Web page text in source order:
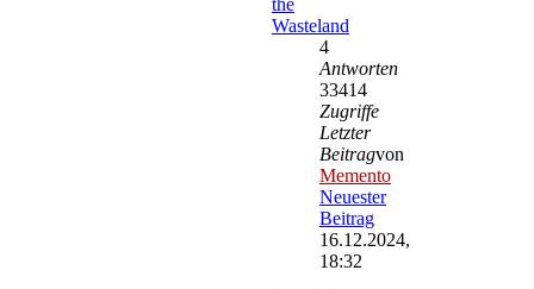
Wasteland
4
Antworten
33414
Zugriffe
Letzter
Beitragvon
Memento
Neuester
Beitrag
16.12.2024,
18:32